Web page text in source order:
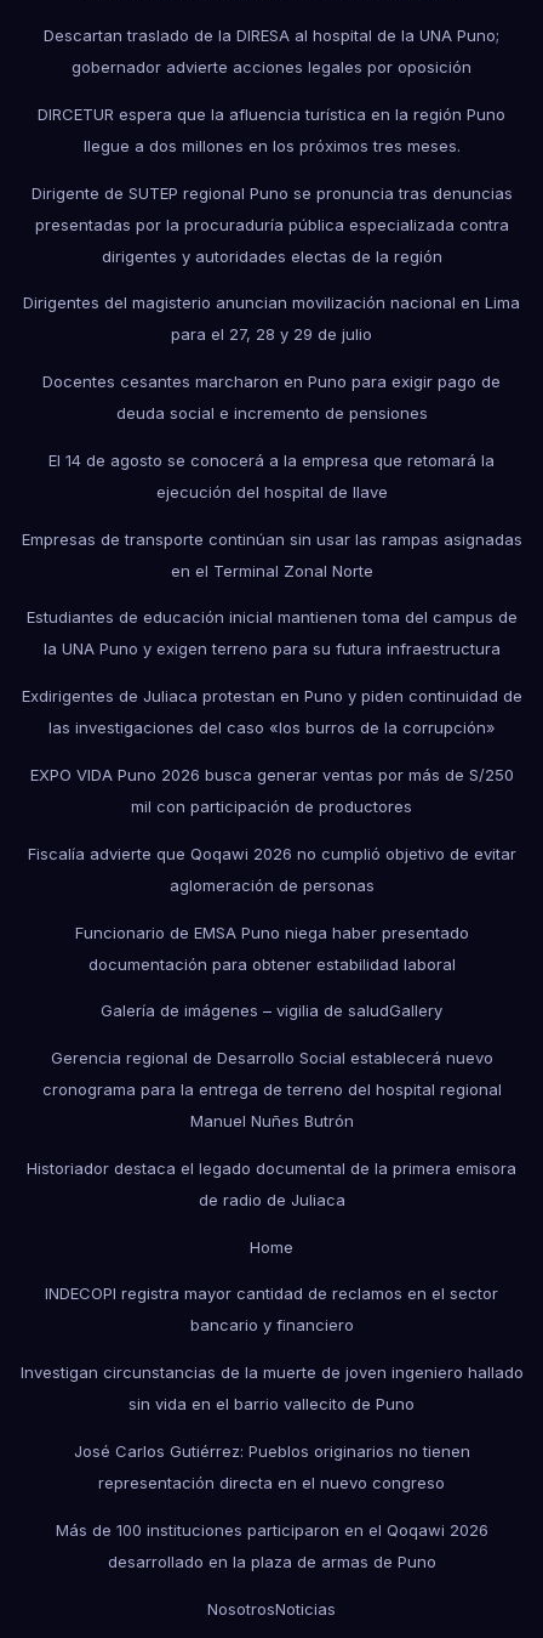
Descartan traslado de la DIRESA al hospital de la UNA Puno;
gobernador advierte acciones legales por oposición
DIRCETUR espera que la afluencia turística en la región Puno
llegue a dos millones en los próximos tres meses.
Dirigente de SUTEP regional Puno se pronuncia tras denuncias
presentadas por la procuraduría pública especializada contra
dirigentes y autoridades electas de la región
Dirigentes del magisterio anuncian movilización nacional en Lima
para el 27, 28 y 29 de julio
Docentes cesantes marcharon en Puno para exigir pago de
deuda social e incremento de pensiones
El 14 de agosto se conocerá a la empresa que retomará la
ejecución del hospital de Ilave
Empresas de transporte continúan sin usar las rampas asignadas
en el Terminal Zonal Norte
Estudiantes de educación inicial mantienen toma del campus de
la UNA Puno y exigen terreno para su futura infraestructura
Exdirigentes de Juliaca protestan en Puno y piden continuidad de
las investigaciones del caso «los burros de la corrupción»
EXPO VIDA Puno 2026 busca generar ventas por más de S/250
mil con participación de productores
Fiscalía advierte que Qoqawi 2026 no cumplió objetivo de evitar
aglomeración de personas
Funcionario de EMSA Puno niega haber presentado
documentación para obtener estabilidad laboral
Galería de imágenes – vigilia de saludGallery
Gerencia regional de Desarrollo Social establecerá nuevo
cronograma para la entrega de terreno del hospital regional
Manuel Nuñes Butrón
Historiador destaca el legado documental de la primera emisora
de radio de Juliaca
Home
INDECOPI registra mayor cantidad de reclamos en el sector
bancario y financiero
Investigan circunstancias de la muerte de joven ingeniero hallado
sin vida en el barrio vallecito de Puno
José Carlos Gutiérrez: Pueblos originarios no tienen
representación directa en el nuevo congreso
Más de 100 instituciones participaron en el Qoqawi 2026
desarrollado en la plaza de armas de Puno
NosotrosNoticias